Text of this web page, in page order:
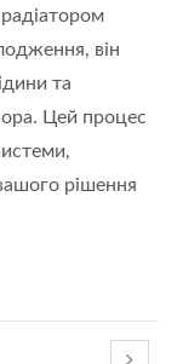
він
та
Цей процес
рішення